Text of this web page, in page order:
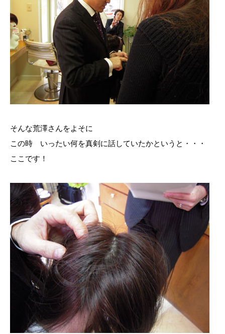
そんな荒澤さんをよそに
この時 いったい何を真剣に話していたかというと・・・
ここです！